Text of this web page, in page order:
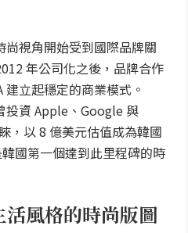
尚視角開始受到國際品牌關
年公司化之後，品牌合作
立起穩定的商業模式。
投資 Apple、Google 與
，以 8 億美元估值成為韓國
國第一個達到此里程碑的時
風格的時尚版圖